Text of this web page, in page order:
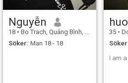
Nguyễn
18 • Bo Trach, Quảng Bình, Vietnam
Söker: Man 18 - 18
35 •
I am